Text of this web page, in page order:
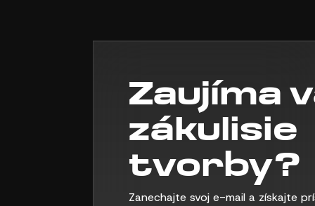
Zaujíma
zákulisie
tvorby?
Zanechajte svoj e-mail a získajte